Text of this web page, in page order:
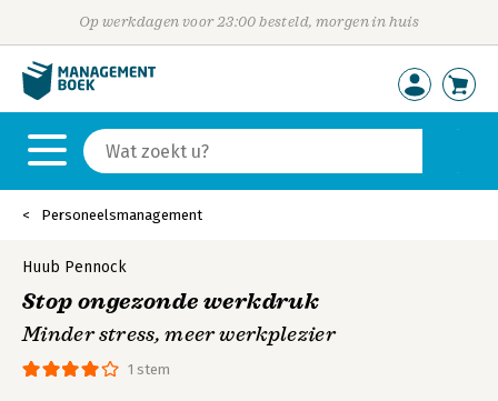
Op werkdagen voor 23:00 besteld, morgen in huis
Personeelsmanagement
1 stem
Huub Pennock
Stop ongezonde werkdruk
Minder stress, meer werkplezier